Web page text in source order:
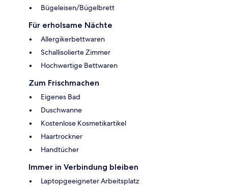
Bügeleisen/Bügelbrett
Für erholsame Nächte
Allergikerbettwaren
Schallisolierte Zimmer
Hochwertige Bettwaren
Zum Frischmachen
Eigenes Bad
Duschwanne
Kostenlose Kosmetikartikel
Haartrockner
Handtücher
Immer in Verbindung bleiben
Laptopgeeigneter Arbeitsplatz